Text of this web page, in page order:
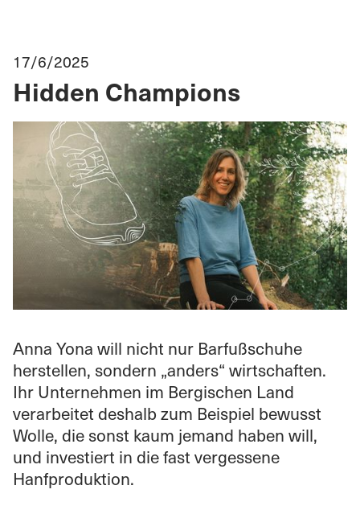
17/6/2025
Hidden Champions
Anna Yona will nicht nur Barfußschuhe
herstellen, sondern „anders“ wirtschaften.
Ihr Unternehmen im Bergischen Land
verarbeitet deshalb zum Beispiel bewusst
Wolle, die sonst kaum jemand haben will,
und investiert in die fast vergessene
Hanfproduktion.